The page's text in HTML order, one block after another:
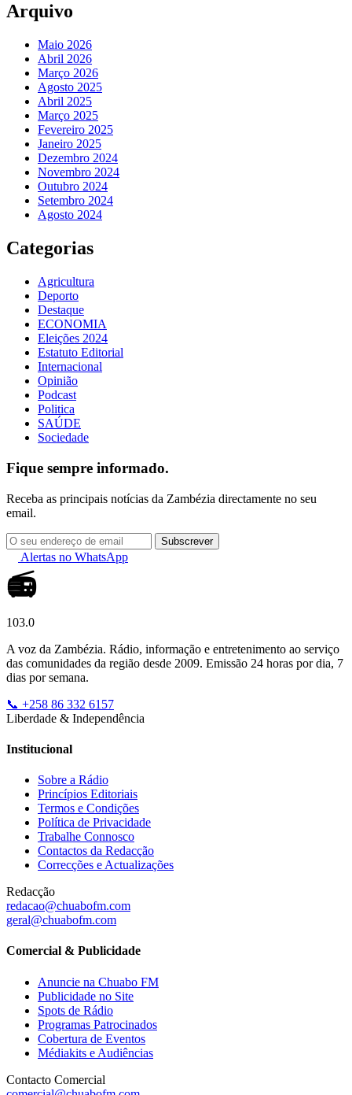
Arquivo
Maio 2026
Abril 2026
Março 2026
Agosto 2025
Abril 2025
Março 2025
Fevereiro 2025
Janeiro 2025
Dezembro 2024
Novembro 2024
Outubro 2024
Setembro 2024
Agosto 2024
Categorias
Agricultura
Deporto
Destaque
ECONOMIA
Eleições 2024
Estatuto Editorial
Internacional
Opinião
Podcast
Politica
SAÚDE
Sociedade
Fique sempre informado.
Receba as principais notícias da Zambézia directamente no seu
email.
Subscrever
Alertas no WhatsApp
📻
103.0
A voz da Zambézia. Rádio, informação e entretenimento ao serviço
das comunidades da região desde 2009. Emissão 24 horas por dia, 7
dias por semana.
📞 +258 86 332 6157
Liberdade & Independência
Institucional
Sobre a Rádio
Princípios Editoriais
Termos e Condições
Política de Privacidade
Trabalhe Connosco
Contactos da Redacção
Correcções e Actualizações
Redacção
redacao@chuabofm.com
geral@chuabofm.com
Comercial & Publicidade
Anuncie na Chuabo FM
Publicidade no Site
Spots de Rádio
Programas Patrocinados
Cobertura de Eventos
Médiakits e Audiências
Contacto Comercial